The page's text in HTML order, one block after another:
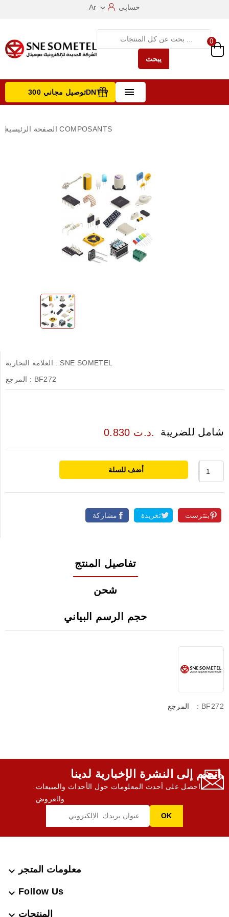
Ar  حسابي
يبحث
0
 توصيل مجاني 300DNT +
الصفحة الرئيسية COMPOSANTS
العلامة التجارية : SNE SOMETEL
المرجع : BF272
0.830 د.ت. شامل للضريبة
أضف للسلة
مشاركة تغريدة بنترست
تفاصيل المنتج
شحن
حجم الرسم البياني
المرجع : BF272
انضم إلى النشرة الإخبارية لدينا,
احصل على أحدث المعلومات حول الأحداث والمبيعات
والعروض
معلومات المتجر 
Follow Us

المنتجات